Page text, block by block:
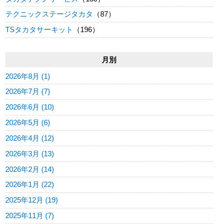
テクニックステージタカタ
（87）
TSタカタサーキット
（196）
月別
2026年8月 (1)
2026年7月 (7)
2026年6月 (10)
2026年5月 (6)
2026年4月 (12)
2026年3月 (13)
2026年2月 (14)
2026年1月 (22)
2025年12月 (19)
2025年11月 (7)